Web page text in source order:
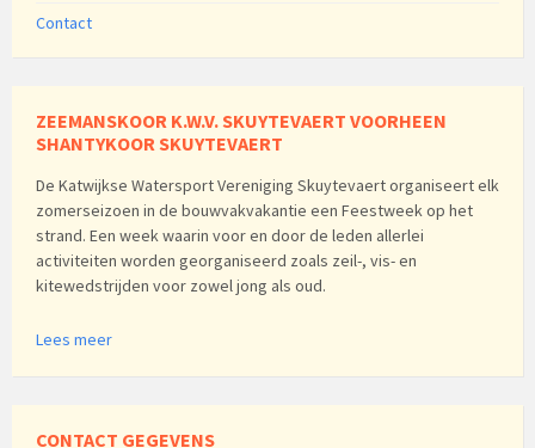
Contact
ZEEMANSKOOR K.W.V. SKUYTEVAERT VOORHEEN
SHANTYKOOR SKUYTEVAERT
De Katwijkse Watersport Vereniging Skuytevaert organiseert elk
zomerseizoen in de bouwvakvakantie een Feestweek op het
strand. Een week waarin voor en door de leden allerlei
activiteiten worden georganiseerd zoals zeil-, vis- en
kitewedstrijden voor zowel jong als oud.
Lees meer
CONTACT GEGEVENS